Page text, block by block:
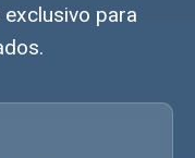
para